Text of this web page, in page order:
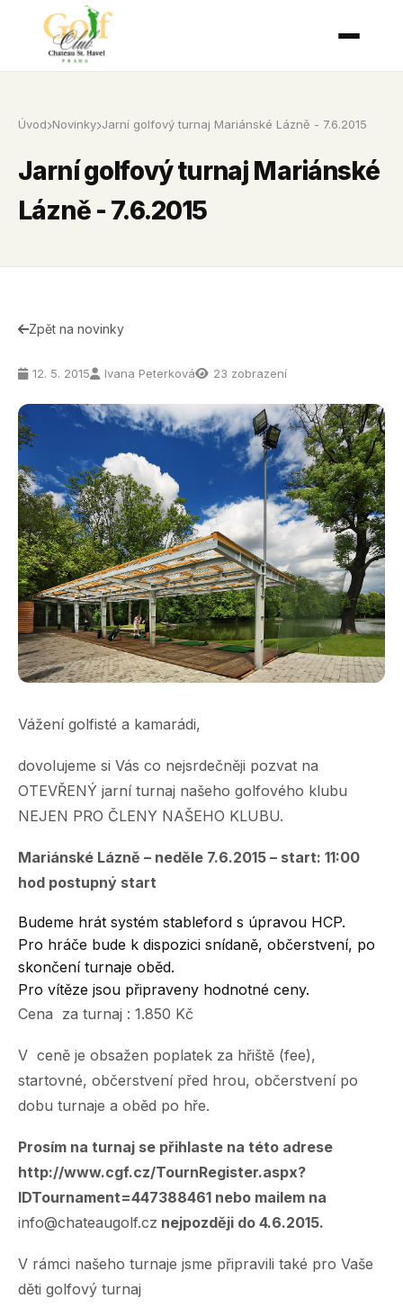
Úvod Novinky Jarní golfový turnaj Mariánské Lázně - 7.6.2015
Jarní golfový turnaj Mariánské
Lázně - 7.6.2015
Zpět na novinky
12. 5. 2015 Ivana Peterková 23 zobrazení
Vážení golfisté a kamarádi,
dovolujeme si Vás co nejsrdečněji pozvat na
OTEVŘENÝ jarní turnaj našeho golfového klubu
NEJEN PRO ČLENY NAŠEHO KLUBU.
Mariánské Lázně – neděle 7.6.2015 – start: 11:00
hod postupný start
Budeme hrát systém stableford s úpravou HCP.
Pro hráče bude k dispozici snídaně, občerstvení, po
skončení turnaje oběd.
Pro vítěze jsou připraveny hodnotné ceny.
Cena za turnaj : 1.850 Kč
V ceně je obsažen poplatek za hřiště (fee),
startovné, občerstvení před hrou, občerstvení po
dobu turnaje a oběd po hře.
Prosím na turnaj se přihlaste na této adrese
http://www.cgf.cz/TournRegister.aspx?
IDTournament=447388461 nebo mailem na
info@chateaugolf.cz nejpozději do 4.6.2015.
V rámci našeho turnaje jsme připravili také pro Vaše
děti golfový turnaj